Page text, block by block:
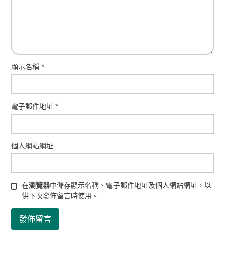
顯示名稱*
電子郵件地址*
個人網站網址
在瀏覽器中儲存顯示名稱、電子郵件地址及個人網站網址，以
供下次發佈留言時使用。